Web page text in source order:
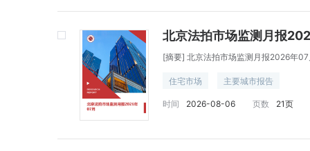
北京法拍市场监测月报
[摘要] 北京法拍市场监测月报2026年
住宅市场 主要城市报告
时间 2026-08-06 页数 21页